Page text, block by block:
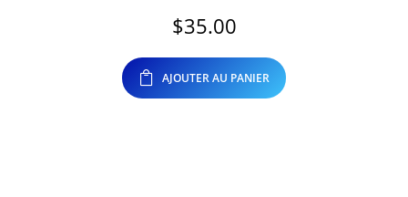
$35.00
AJOUTER AU PANIER